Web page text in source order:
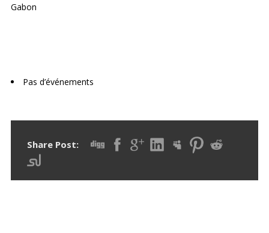
Gabon
Pas d’événements
Share Post: